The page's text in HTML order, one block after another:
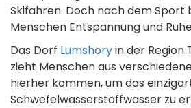
Skifahren. Doch nach dem Sport
Menschen Entspannung und
Das Dorf Lumshoryin der Region
zieht Menschen aus
hierher kommen, um das
Schwefelwasserstoffwasser zu